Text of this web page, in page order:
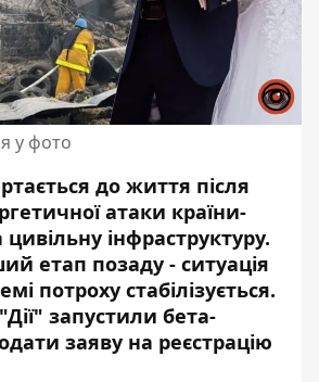
у фото
до життя після
атаки країни-
інфраструктуру.
етап позаду - ситуація
потроху стабілізується.
запустили бета-
заяву на реєстрацію